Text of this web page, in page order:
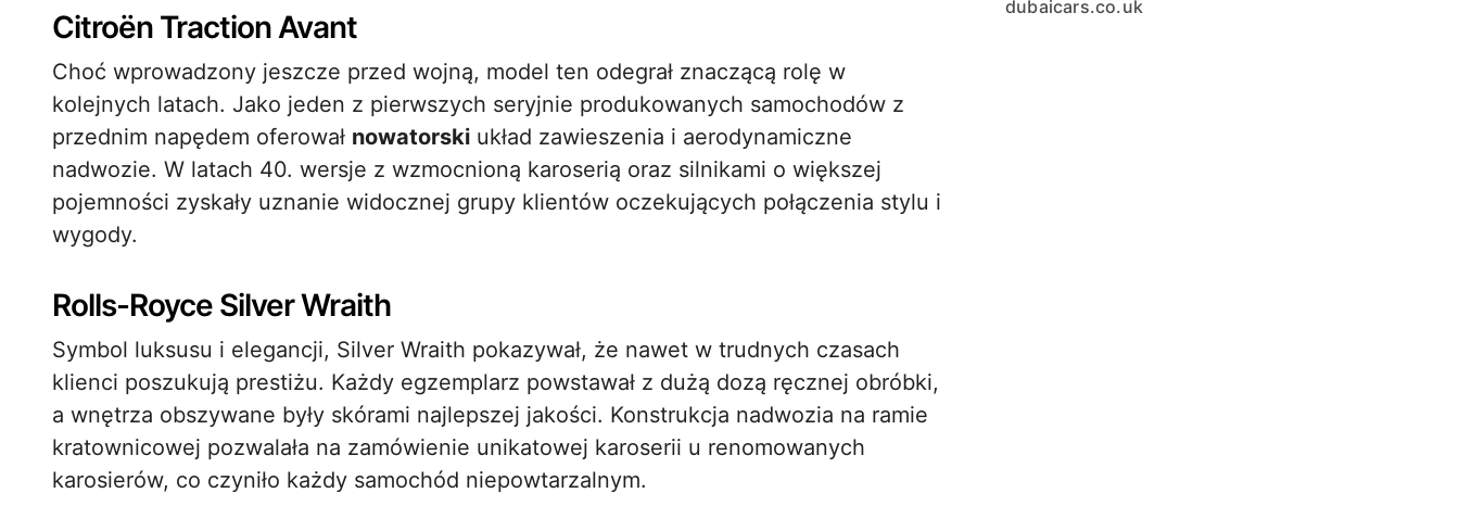
Citroën Traction Avant
Choć wprowadzony jeszcze przed wojną, model ten odegrał znaczącą rolę w
kolejnych latach. Jako jeden z pierwszych seryjnie produkowanych samochodów z
przednim napędem oferował nowatorski układ zawieszenia i aerodynamiczne
nadwozie. W latach 40. wersje z wzmocnioną karoserią oraz silnikami o większej
pojemności zyskały uznanie widocznej grupy klientów oczekujących połączenia stylu i
wygody.
Rolls-Royce Silver Wraith
Symbol luksusu i elegancji, Silver Wraith pokazywał, że nawet w trudnych czasach
klienci poszukują prestiżu. Każdy egzemplarz powstawał z dużą dozą ręcznej obróbki,
a wnętrza obszywane były skórami najlepszej jakości. Konstrukcja nadwozia na ramie
kratownicowej pozwalała na zamówienie unikatowej karoserii u renomowanych
karosierów, co czyniło każdy samochód niepowtarzalnym.
dubaicars.co.uk